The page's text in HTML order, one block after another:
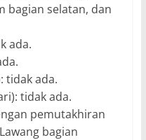
bagian selatan, dan
ada.
tidak ada.
tidak ada.
pemutakhiran
bagian